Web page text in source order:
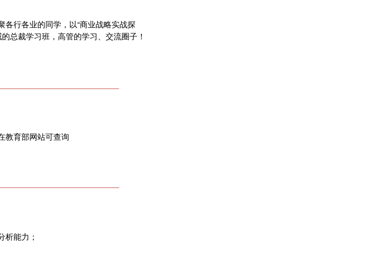
各行各业的同学， 以“商业战略实战探
总裁学习班， 高管的学习、交流圈子！
教育部网站可查询
析能力；